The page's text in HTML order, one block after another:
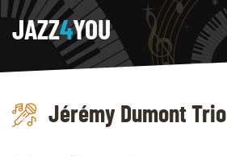
JAZZ4YOU
Jérémy Dumont Trio